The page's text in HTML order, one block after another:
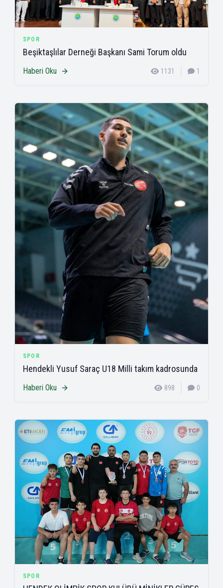
SPOR
Beşiktaşlılar Derneği Başkanı Sami Torum oldu
Haberi Oku 1131 1
SPOR
Hendekli Yusuf Saraç U18 Milli takım kadrosunda
Haberi Oku 898 0
SPOR